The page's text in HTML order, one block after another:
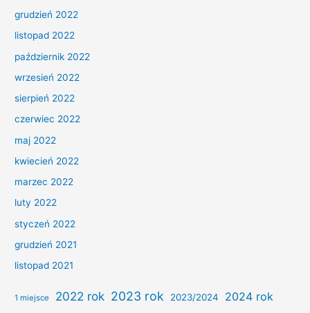
grudzień 2022
listopad 2022
październik 2022
wrzesień 2022
sierpień 2022
czerwiec 2022
maj 2022
kwiecień 2022
marzec 2022
luty 2022
styczeń 2022
grudzień 2021
listopad 2021
1 miejsce 2022 rok 2023 rok 2023/2024 2024 rok